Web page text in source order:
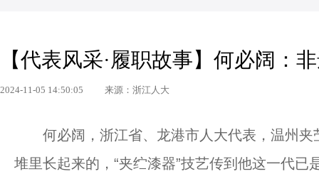
【代表风采·履职故事】何必阔：
2024-11-05 14:50:05 来源：浙江人大
何必阔，浙江省、龙港市人大代表，温州夹
堆里长起来的，“夹纻漆器”技艺传到他这一代